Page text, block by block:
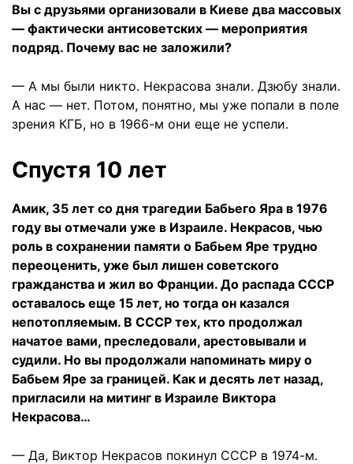
Вы с друзьями организовали в Киеве два массовых
— фактически антисоветских — мероприятия
подряд. Почему вас не заложили?
— А мы были никто. Некрасова знали. Дзюбу знали.
А нас — нет. Потом, понятно, мы уже попали в поле
зрения КГБ, но в 1966-м они еще не успели.
Спустя 10 лет
Амик, 35 лет со дня трагедии Бабьего Яра в 1976
году вы отмечали уже в Израиле. Некрасов, чью
роль в сохранении памяти о Бабьем Яре трудно
переоценить, уже был лишен советского
гражданства и жил во Франции. До распада СССР
оставалось еще 15 лет, но тогда он казался
непотопляемым. В СССР тех, кто продолжал
начатое вами, преследовали, арестовывали и
судили. Но вы продолжали напоминать миру о
Бабьем Яре за границей. Как и десять лет назад,
пригласили на митинг в Израиле Виктора
Некрасова…
— Да, Виктор Некрасов покинул СССР в 1974-м.